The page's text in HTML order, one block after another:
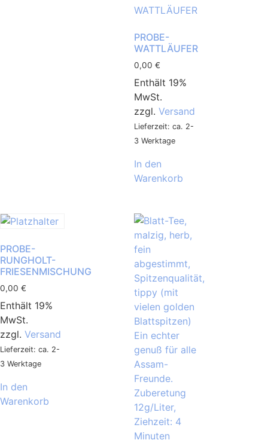
PROBE-
WATTLÄUFER
0,00 €
Enthält 19%
MwSt.
zzgl. Versand
Lieferzeit: ca. 2-
3 Werktage
In den
Warenkorb
PROBE-
RUNGHOLT-
FRIESENMISCHUNG
0,00 €
Enthält 19%
MwSt.
zzgl. Versand
Lieferzeit: ca. 2-
3 Werktage
In den
Warenkorb